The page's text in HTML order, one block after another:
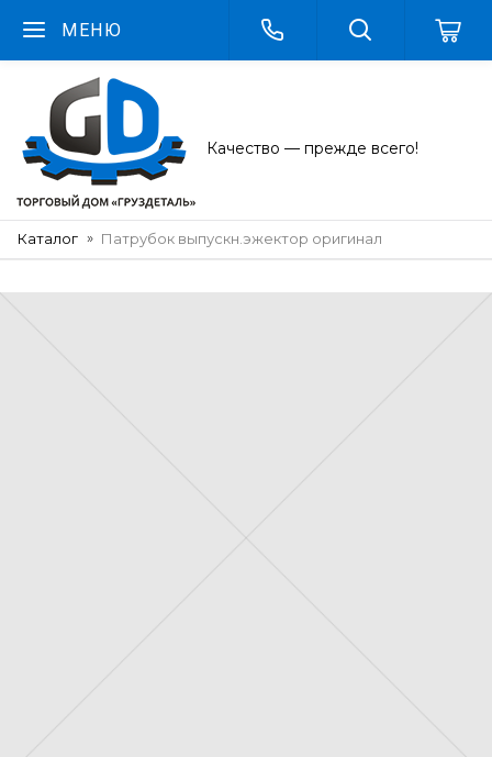
МЕНЮ
Качество — прежде всего!
Каталог Патрубок выпускн.эжектор оригинал